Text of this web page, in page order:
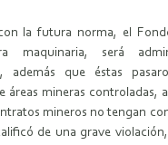
la futura norma, el
maquinaria, será
además que éstas
áreas mineras controladas,
mineros no tengan
de una grave